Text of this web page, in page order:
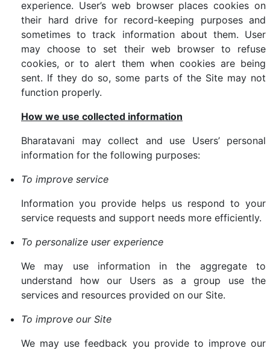
experience. User’s web browser places cookies on
their hard drive for record-keeping purposes and
sometimes to track information about them. User
may choose to set their web browser to refuse
cookies, or to alert them when cookies are being
sent. If they do so, some parts of the Site may not
function properly.
How we use collected information
Bharatavani may collect and use Users’ personal
information for the following purposes:
To improve service
Information you provide helps us respond to your
service requests and support needs more efficiently.
To personalize user experience
We may use information in the aggregate to
understand how our Users as a group use the
services and resources provided on our Site.
To improve our Site
We may use feedback you provide to improve our